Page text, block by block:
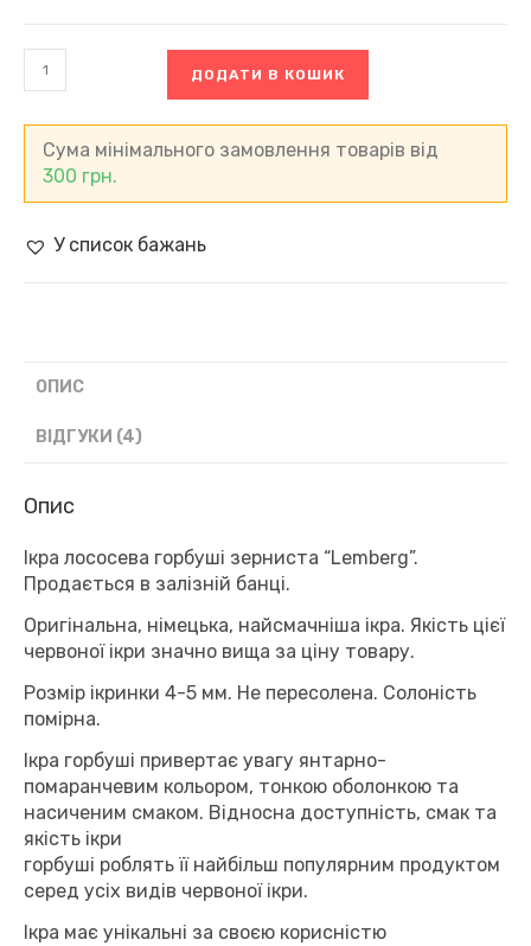
Kaviar
Lemberg,
Німеччина
кількість
ДОДАТИ В КОШИК
Сума мінімального замовлення товарів від
300 грн.
У список бажань
ОПИС
ВІДГУКИ (4)
Опис
Ікра лососева горбуші зерниста “Lemberg”.
Продається в залізній банці.
Оригінальна, німецька, найсмачніша ікра. Якість цієї
червоної ікри значно вища за ціну товару.
Розмір ікринки 4-5 мм. Не пересолена. Солоність
помірна.
Ікра горбуші привертає увагу янтарно-
помаранчевим кольором, тонкою оболонкою та
насиченим смаком. Відносна доступність, смак та
якість ікри
горбуші роблять її найбільш популярним продуктом
серед усіх видів червоної ікри.
Ікра має унікальні за своєю корисністю